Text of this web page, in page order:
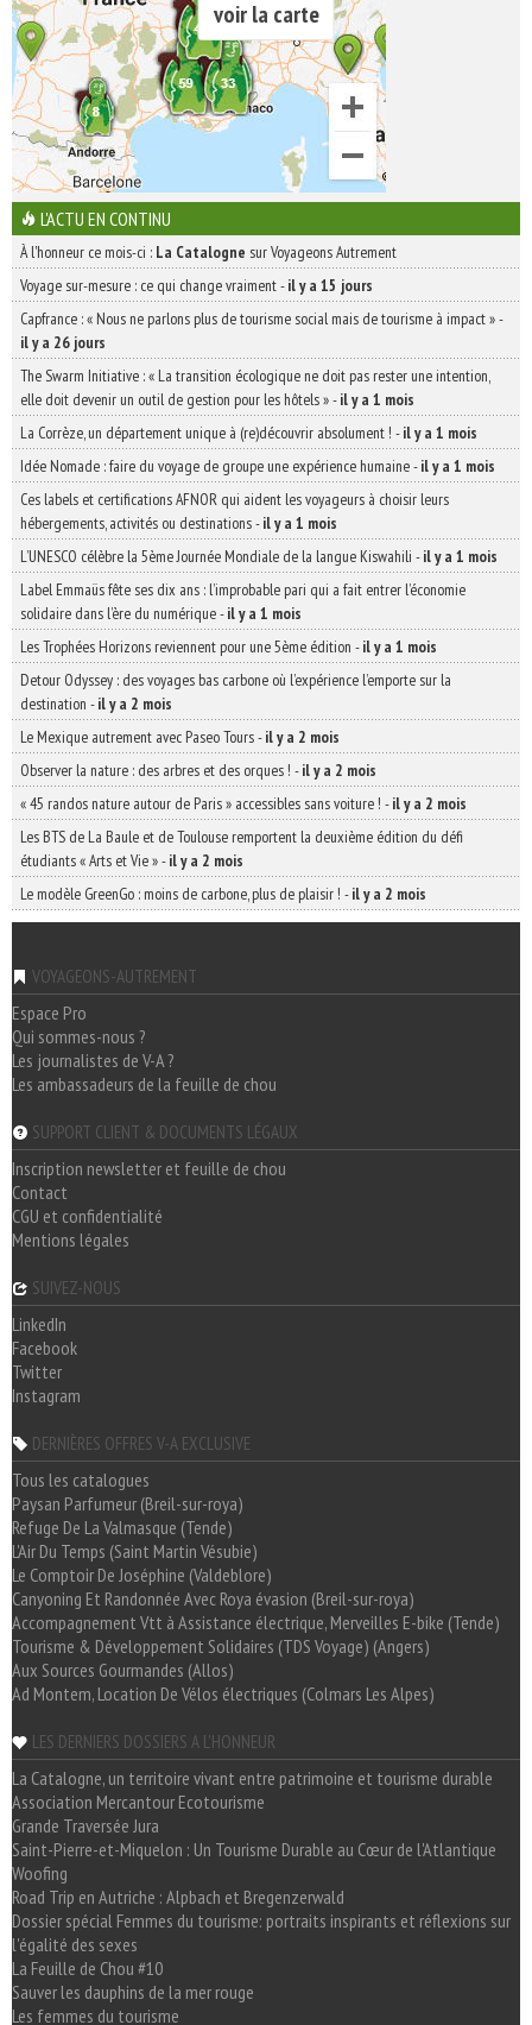
voir la carte
L'ACTU EN CONTINU
À l'honneur ce mois-ci : La Catalogne sur Voyageons Autrement
Voyage sur-mesure : ce qui change vraiment-il y a 15 jours
Capfrance : « Nous ne parlons plus de tourisme social mais de tourisme à impact »-
il y a 26 jours
The Swarm Initiative : « La transition écologique ne doit pas rester une intention,
elle doit devenir un outil de gestion pour les hôtels »-il y a 1 mois
La Corrèze, un département unique à (re)découvrir absolument ! -il y a 1 mois
Idée Nomade : faire du voyage de groupe une expérience humaine-il y a 1 mois
Ces labels et certifications AFNOR qui aident les voyageurs à choisir leurs
hébergements, activités ou destinations-il y a 1 mois
L’UNESCO célèbre la 5ème Journée Mondiale de la langue Kiswahili -il y a 1 mois
Label Emmaüs fête ses dix ans : l’improbable pari qui a fait entrer l’économie
solidaire dans l’ère du numérique-il y a 1 mois
Les Trophées Horizons reviennent pour une 5ème édition -il y a 1 mois
Detour Odyssey : des voyages bas carbone où l’expérience l’emporte sur la
destination -il y a 2 mois
Le Mexique autrement avec Paseo Tours-il y a 2 mois
Observer la nature : des arbres et des orques ! -il y a 2 mois
« 45 randos nature autour de Paris » accessibles sans voiture ! -il y a 2 mois
Les BTS de La Baule et de Toulouse remportent la deuxième édition du défi
étudiants « Arts et Vie »-il y a 2 mois
Le modèle GreenGo : moins de carbone, plus de plaisir ! -il y a 2 mois
VOYAGEONS-AUTREMENT
Espace Pro
Qui sommes-nous ?
Les journalistes de V-A ?
Les ambassadeurs de la feuille de chou
SUPPORT CLIENT & DOCUMENTS LÉGAUX
Inscription newsletter et feuille de chou
Contact
CGU et confidentialité
Mentions légales
SUIVEZ-NOUS
LinkedIn
Facebook
Twitter
Instagram
DERNIÈRES OFFRES V-A EXCLUSIVE
Tous les catalogues
Paysan Parfumeur (Breil-sur-roya)
Refuge De La Valmasque (Tende)
L'Air Du Temps (Saint Martin Vésubie)
Le Comptoir De Joséphine (Valdeblore)
Canyoning Et Randonnée Avec Roya évasion (Breil-sur-roya)
Accompagnement Vtt à Assistance électrique, Merveilles E-bike (Tende)
Tourisme & Développement Solidaires (TDS Voyage) (Angers)
Aux Sources Gourmandes (Allos)
Ad Montem, Location De Vélos électriques (Colmars Les Alpes)
LES DERNIERS DOSSIERS A L'HONNEUR
La Catalogne, un territoire vivant entre patrimoine et tourisme durable
Association Mercantour Ecotourisme
Grande Traversée Jura
Saint-Pierre-et-Miquelon : Un Tourisme Durable au Cœur de l'Atlantique
Woofing
Road Trip en Autriche : Alpbach et Bregenzerwald
Dossier spécial Femmes du tourisme: portraits inspirants et réflexions sur
l'égalité des sexes
La Feuille de Chou #10
Sauver les dauphins de la mer rouge
Les femmes du tourisme